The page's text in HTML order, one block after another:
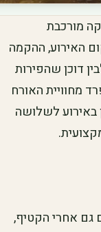
מורכבת
האירוע, ההקמה
דוכן שהפירות
מחוויית האורח
באירוע לשלושה
גם אחרי הקטיף,